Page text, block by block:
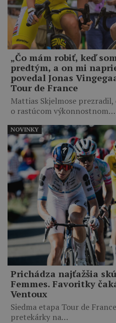
„Čo mám robiť, keď
predtým, a on mi
povedal Jonas
Tour de France
Mattias Skjelmose
o rastúcom výkonnostnom…
Prichádza najťažšia
Femmes. Favoritky
Ventoux
Siedma etapa Tour de
pretekárky na…
NOVINKY